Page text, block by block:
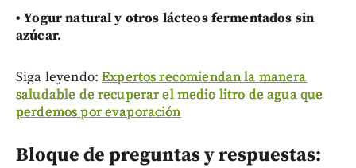
•Yogur natural y otros lácteos fermentados sin
azúcar.
Siga leyendo:Expertos recomiendan la manera
saludable de recuperar el medio litro de agua que
perdemos por evaporación
Bloque de preguntas y respuestas: